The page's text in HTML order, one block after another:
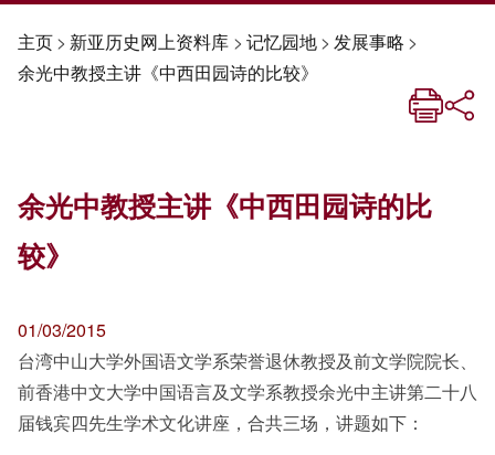
主页> 新亚历史网上资料库 > 记忆园地> 发展事略 >
余光中教授主讲《中西田园诗的比较》
余光中教授主讲《中西田园诗的比
较》
01/03/2015
台湾中山大学外国语文学系荣誉退休教授及前文学院院长、
前香港中文大学中国语言及文学系教授余光中主讲第二十八
届钱宾四先生学术文化讲座，合共三场，讲题如下：